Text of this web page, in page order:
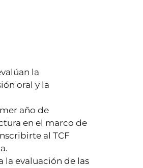
la
oral y la
año de
en el marco de
al TCF
la evaluación de las